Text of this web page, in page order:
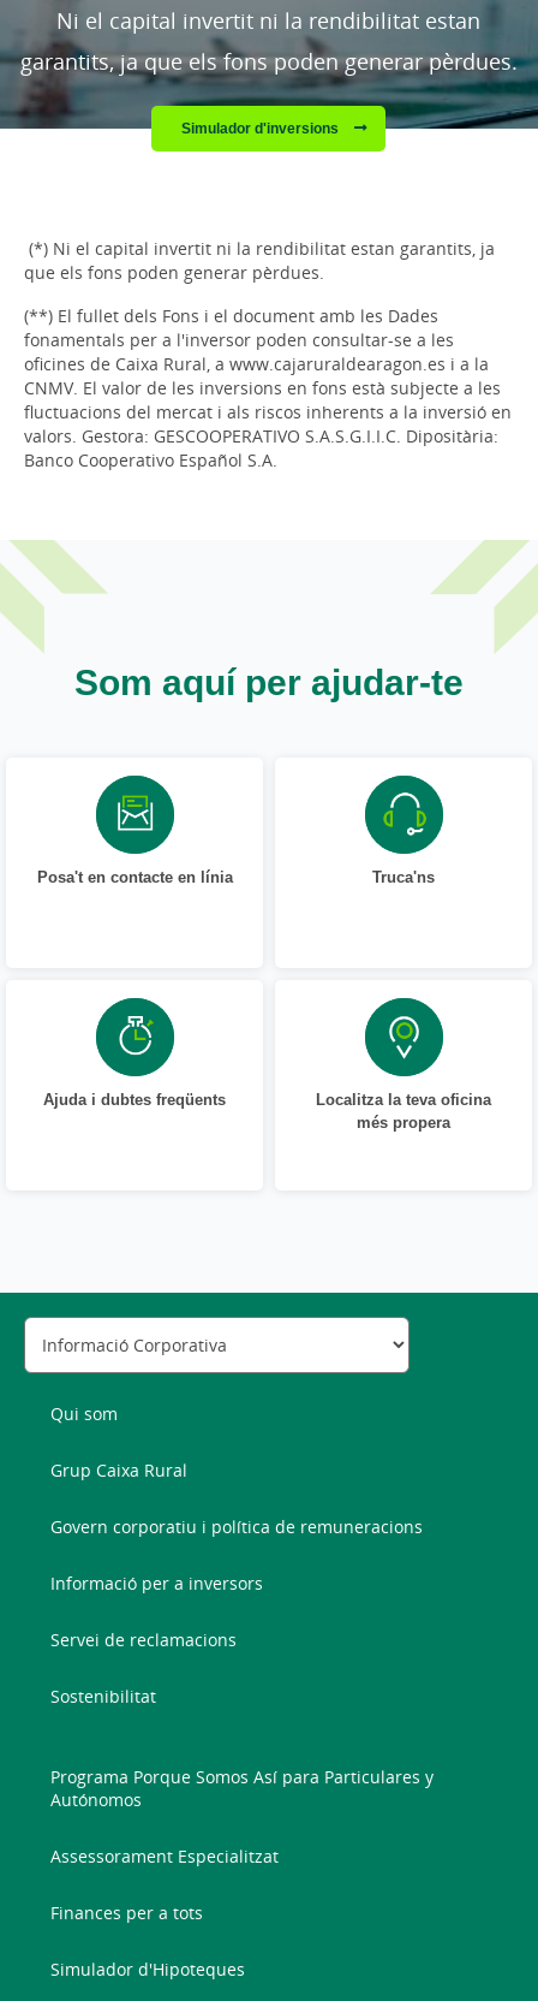
Ni el capital invertit ni la rendibilitat estan
garantits, ja que els fons poden generar pèrdues.
Simulador d'inversions
(*) Ni el capital invertit ni la rendibilitat estan garantits, ja
que els fons poden generar pèrdues.
(**) El fullet dels Fons i el document amb les Dades
fonamentals per a l'inversor poden consultar-se a les
oficines de Caixa Rural, a www.cajaruraldearagon.es i a la
CNMV. El valor de les inversions en fons està subjecte a les
fluctuacions del mercat i als riscos inherents a la inversió en
valors. Gestora: GESCOOPERATIVO S.A.S.G.I.I.C. Dipositària:
Banco Cooperativo Español S.A.
Som aquí per ajudar-te
Posa't en contacte en línia Truca'ns
Ajuda i dubtes freqüents
Localitza la teva oficina
més propera
Qui som
Grup Caixa Rural
Govern corporatiu i política de remuneracions
Informació per a inversors
Servei de reclamacions
Sostenibilitat
Programa Porque Somos Así para Particulares y
Autónomos
Assessorament Especialitzat
Finances per a tots
Simulador d'Hipoteques